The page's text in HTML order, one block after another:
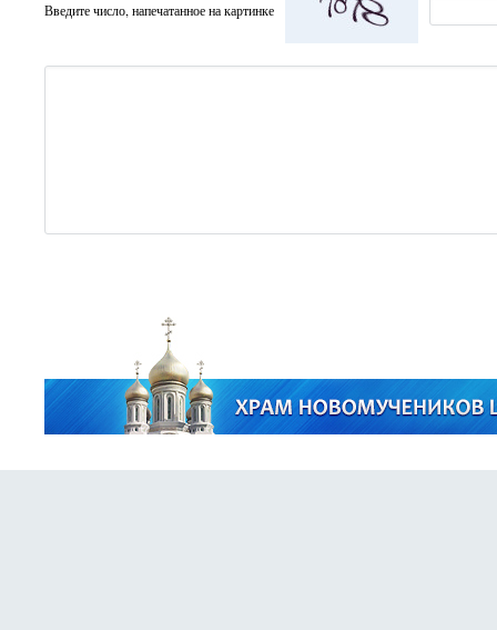
Введите число, напечатанное на картинке